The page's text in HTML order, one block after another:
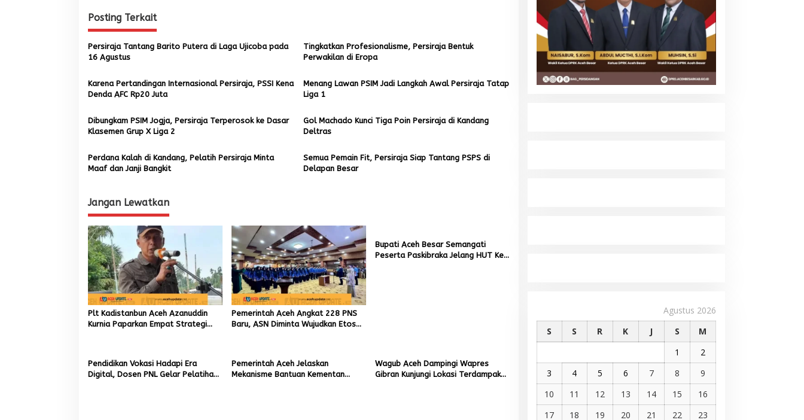
i
g
a
s
i
p
s
Posting Terkait
Persiraja Tantang Barito Putera di Laga Ujicoba pada
16 Agustus
Tingkatkan Profesionalisme, Persiraja Bentuk
Perwakilan di Eropa
Karena Pertandingan Internasional Persiraja, PSSI Kena
Denda AFC Rp20 Juta
Menang Lawan PSIM Jadi Langkah Awal Persiraja Tatap
Liga 1
Dibungkam PSIM Jogja, Persiraja Terperosok ke Dasar
Klasemen Grup X Liga 2
Gol Machado Kunci Tiga Poin Persiraja di Kandang
Deltras
Perdana Kalah di Kandang, Pelatih Persiraja Minta
Maaf dan Janji Bangkit
Semua Pemain Fit, Persiraja Siap Tantang PSPS di
Delapan Besar
Jangan Lewatkan
Plt Kadistanbun Aceh Azanuddin
Kurnia Paparkan Empat Strategi
Pemerintah Aceh Angkat 228 PNS
Baru, ASN Diminta Wujudkan Etos
Bupati Aceh Besar Semangati
Peserta Paskibraka Jelang HUT Ke-
Pendidikan Vokasi Hadapi Era
Digital, Dosen PNL Gelar Pelatihan
Pemerintah Aceh Jelaskan
Mekanisme Bantuan Kementan
Wagub Aceh Dampingi Wapres
Gibran Kunjungi Lokasi Terdampak
Agustus 2026
S
S R K J S
M
1
2
3
4 5 6 7 8
9
10
11 12 13 14 15
16
17
18 19 20 21 22
23